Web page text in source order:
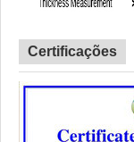
Certificações